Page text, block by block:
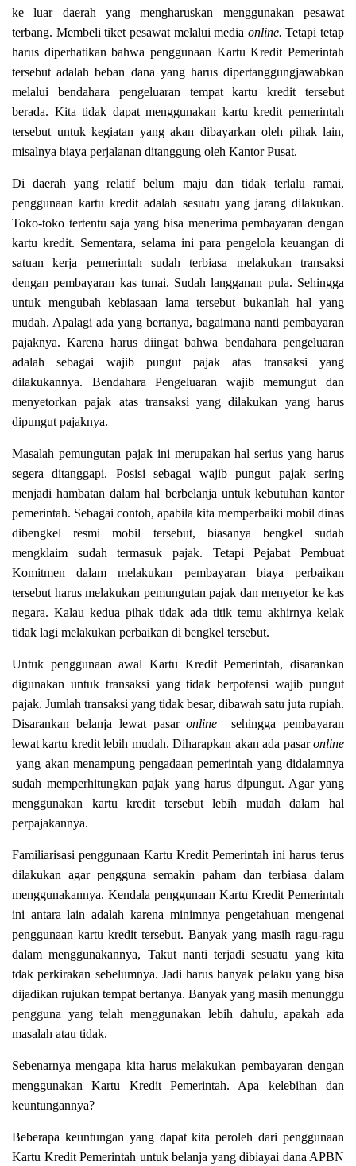
ke luar daerah yang mengharuskan menggunakan pesawat
terbang. Membeli tiket pesawat melalui media online. Tetapi tetap
harus diperhatikan bahwa penggunaan Kartu Kredit Pemerintah
tersebut adalah beban dana yang harus dipertanggungjawabkan
melalui bendahara pengeluaran tempat kartu kredit tersebut
berada. Kita tidak dapat menggunakan kartu kredit pemerintah
tersebut untuk kegiatan yang akan dibayarkan oleh pihak lain,
misalnya biaya perjalanan ditanggung oleh Kantor Pusat.
Di daerah yang relatif belum maju dan tidak terlalu ramai,
penggunaan kartu kredit adalah sesuatu yang jarang dilakukan.
Toko-toko tertentu saja yang bisa menerima pembayaran dengan
kartu kredit. Sementara, selama ini para pengelola keuangan di
satuan kerja pemerintah sudah terbiasa melakukan transaksi
dengan pembayaran kas tunai. Sudah langganan pula. Sehingga
untuk mengubah kebiasaan lama tersebut bukanlah hal yang
mudah. Apalagi ada yang bertanya, bagaimana nanti pembayaran
pajaknya. Karena harus diingat bahwa bendahara pengeluaran
adalah sebagai wajib pungut pajak atas transaksi yang
dilakukannya. Bendahara Pengeluaran wajib memungut dan
menyetorkan pajak atas transaksi yang dilakukan yang harus
dipungut pajaknya.
Masalah pemungutan pajak ini merupakan hal serius yang harus
segera ditanggapi. Posisi sebagai wajib pungut pajak sering
menjadi hambatan dalam hal berbelanja untuk kebutuhan kantor
pemerintah. Sebagai contoh, apabila kita memperbaiki mobil dinas
dibengkel resmi mobil tersebut, biasanya bengkel sudah
mengklaim sudah termasuk pajak. Tetapi Pejabat Pembuat
Komitmen dalam melakukan pembayaran biaya perbaikan
tersebut harus melakukan pemungutan pajak dan menyetor ke kas
negara. Kalau kedua pihak tidak ada titik temu akhirnya kelak
tidak lagi melakukan perbaikan di bengkel tersebut.
Untuk penggunaan awal Kartu Kredit Pemerintah, disarankan
digunakan untuk transaksi yang tidak berpotensi wajib pungut
pajak. Jumlah transaksi yang tidak besar, dibawah satu juta rupiah.
Disarankan belanja lewat pasaronline
sehingga pembayaran
lewat kartu kredit lebih mudah. Diharapkan akan ada pasaronline
yang akan menampung pengadaan pemerintah yang didalamnya
sudah memperhitungkan pajak yang harus dipungut. Agar yang
menggunakan kartu kredit tersebut lebih mudah dalam hal
perpajakannya.
Familiarisasi penggunaan Kartu Kredit Pemerintah ini harus terus
dilakukan agar pengguna semakin paham dan terbiasa dalam
menggunakannya. Kendala penggunaan Kartu Kredit Pemerintah
ini antara lain adalah karena minimnya pengetahuan mengenai
penggunaan kartu kredit tersebut. Banyak yang masih ragu-ragu
dalam menggunakannya, Takut nanti terjadi sesuatu yang kita
tdak perkirakan sebelumnya. Jadi harus banyak pelaku yang bisa
dijadikan rujukan tempat bertanya. Banyak yang masih menunggu
pengguna yang telah menggunakan lebih dahulu, apakah ada
masalah atau tidak.
Sebenarnya mengapa kita harus melakukan pembayaran dengan
menggunakan Kartu Kredit Pemerintah. Apa kelebihan dan
keuntungannya?
Beberapa keuntungan yang dapat kita peroleh dari penggunaan
Kartu Kredit Pemerintah untuk belanja yang dibiayai dana APBN